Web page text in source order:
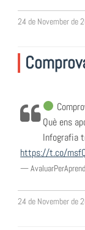
24 de November de
Què ens
Infografia
https://t.co/
—
24 de November de